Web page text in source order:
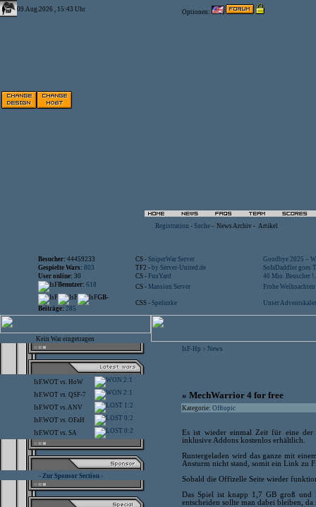
09.Aug.2026 , 15:43 Uhr Optionen:
Registration - Suche - News Archiv - Artikel
Besucher: 44459233 CS - SniperWar Server
Goodbye 2025 –
Gespielte Wars: 803 TF2 - by Server-United.de
SofaDaddler goes
User online: 30 CS - FunYard
40 Mio. Beuscher
Benutzer: 618 CS - Mansion Server
Frohe
GB-
Beiträge: 285
CSS - Spelunke Unser
Kein War eingetragen
IsF.WOT vs. HoW 2:1
IsF.WOT vs. QSF-7 2:1
IsF.WOT vs.ANV 1:2
IsF.WOT vs. OFaH 0:2
IsF.WOT vs. SA 0:2
- Zur Sponsor Section -
IsF-Hp > News
» MechWarrior 4 for free
Kategorie: Offtopic
Es ist wieder einmal Zeit für eine der
inklusive Addons kostenlos erhältlich.
Runtergeladen wird das ganze mit
Ansturm nicht stand, somit ein Link zu
Sobald die Offizelle Seite wieder
Das Spiel ist knapp 1,7 GB groß und
entscheiden sollte man dabei bleiben,